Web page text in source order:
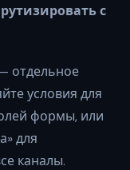
с
отдельное
условия для
формы, или
для
каналы.